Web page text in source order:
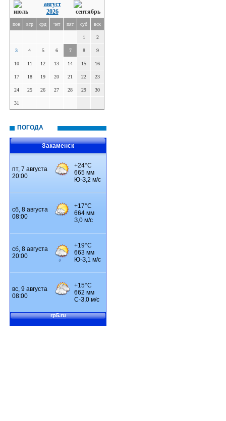
август
2026
пон втр срд чет пят суб вск
1 2
3 4 5 6 7 8 9
10 11 12 13 14 15 16
17 18 19 20 21 22 23
24 25 26 27 28 29 30
31
ПОГОДА
Закаменск